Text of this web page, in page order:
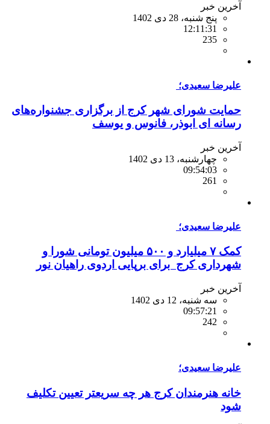
آخرین خبر
پنج شنبه، 28 دی 1402
12:11:31
235
علیرضا سعیدی؛
حمایت شورای شهر کرج از برگزاری جشنواره‌های
رسانه ای ابوذر، فانوس و یوسف
آخرین خبر
چهارشنبه، 13 دی 1402
09:54:03
261
علیرضا سعیدی؛
کمک ۷ میلیارد و ۵۰۰ میلیون تومانی شورا و
شهرداری کرج برای برپایی اردوی راهیان نور
آخرین خبر
سه شنبه، 12 دی 1402
09:57:21
242
علیرضا سعیدی؛
خانه هنرمندان کرج هر چه سریعتر تعیین تکلیف
شود